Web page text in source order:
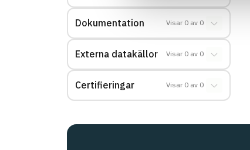
Dokumentation Visar 0 av 0
Externa datakällor Visar 0 av 0
Certifieringar Visar 0 av 0